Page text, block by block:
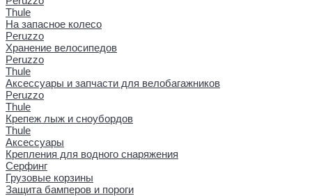
Thule
На запасное колесо
Peruzzo
Хранение велосипедов
Peruzzo
Thule
Аксессуары и запчасти для велобагажников
Peruzzo
Thule
Крепеж лыж и сноубордов
Thule
Аксессуары
Крепления для водного снаряжения
Серфинг
Грузовые корзины
Защита бамперов и пороги